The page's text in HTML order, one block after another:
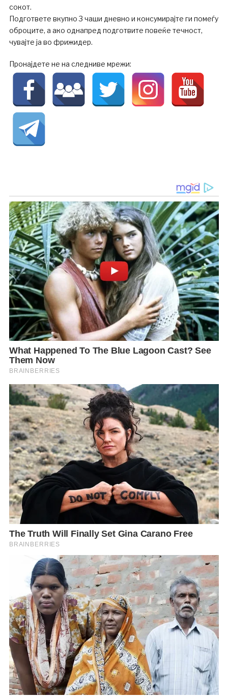
сокот.
Подгответе вкупно 3 чаши дневно и консумирајте ги помеѓу
оброците, а ако однапред подготвите повеќе течност,
чувајте ја во фрижидер.
Пронајдете не на следниве мрежи: